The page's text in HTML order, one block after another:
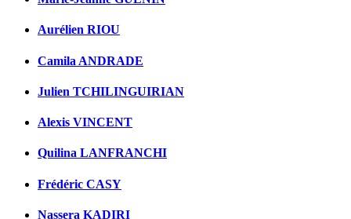
Aurélien RIOU
Camila ANDRADE
Julien TCHILINGUIRIAN
Alexis VINCENT
Quilina LANFRANCHI
Frédéric CASY
Nassera KADIRI